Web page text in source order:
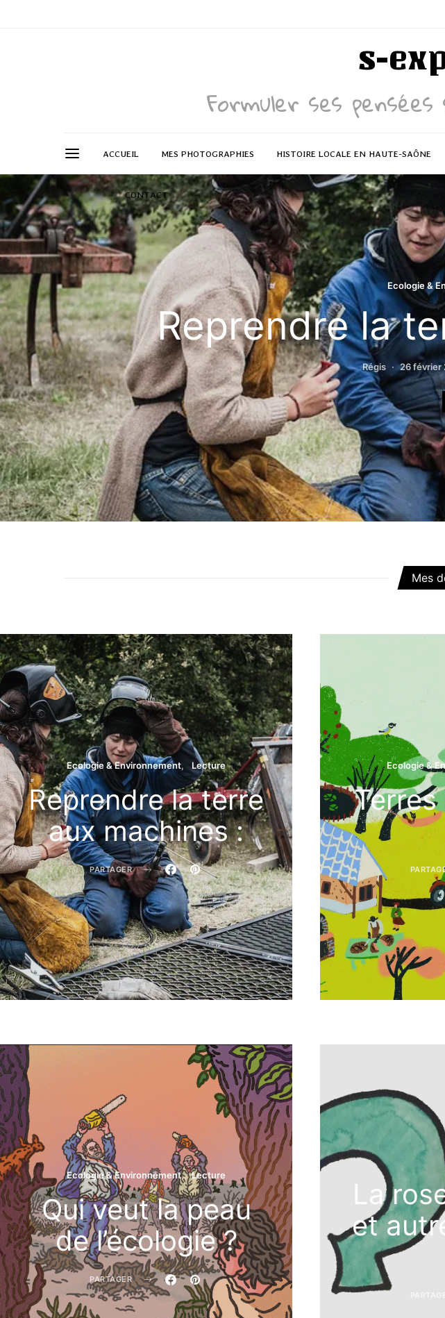
s-
Formuler ses
ACCUEIL MES PHOTOGRAPHIES HISTOIRE LOCALE EN HAUTE-SAÔNE
CONTACT
Ecologie &
Reprendre la
Régis 26 février
Terres
Régis 23 février
Radium
Régis 17 août
Mes
Ecologie & Environnement Lecture
Reprendre la terre
aux machines :
PARTAGER
Ecologie &
Ecologie & Environnement Lecture
Qui veut la peau
de l’écologie ?
PARTAGER
La
et